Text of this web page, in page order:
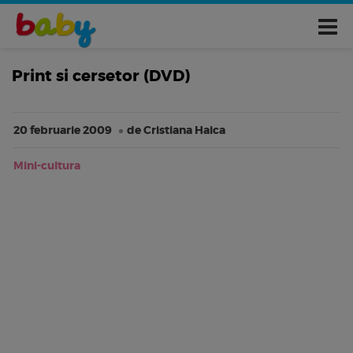
Print si cersetor (DVD)
20 februarie 2009 de Cristiana Haica
Mini-cultura